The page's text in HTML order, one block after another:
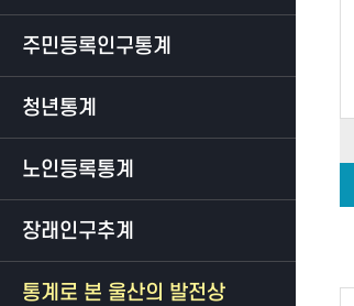
주민등록인구통계
청년통계
노인등록통계
장래인구추계
통계로 본 울산의 발전상